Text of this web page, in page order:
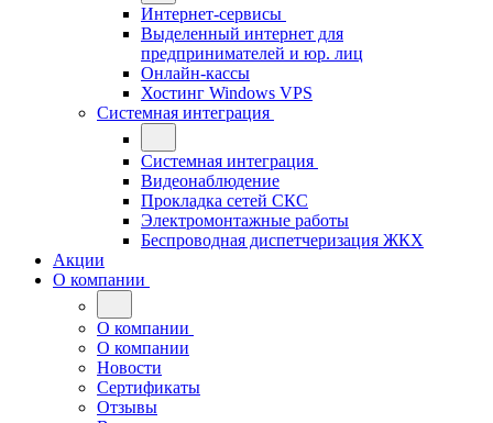
Интернет-сервисы
Выделенный интернет для
предпринимателей и юр. лиц
Онлайн-кассы
Хостинг Windows VPS
Системная интеграция
Системная интеграция
Видеонаблюдение
Прокладка сетей СКС
Электромонтажные работы
Беспроводная диспетчеризация ЖКХ
Акции
О компании
О компании
О компании
Новости
Сертификаты
Отзывы